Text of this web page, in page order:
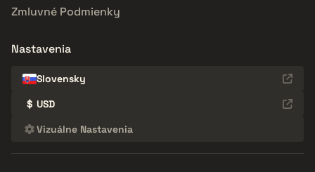
Zmluvné Podmienky
Nastavenia
Slovensky
$ USD
Vizuálne Nastavenia